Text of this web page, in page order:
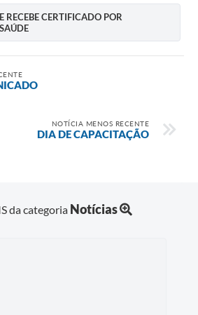
RECEBE CERTIFICADO POR
NOTÍCIA MENOS RECENTE
DIA DE CAPACITAÇÃO
da categoria Notícias